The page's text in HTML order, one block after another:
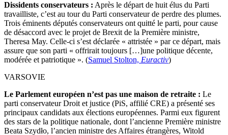
Dissidents conservateurs : Après le départ de huit élus du Parti
travailliste, c’est au tour du Parti conservateur de perdre des plumes.
Trois éminents députés conservateurs ont quitté le parti, pour cause
de désaccord avec le projet de Brexit de la Première ministre,
Theresa May. Celle-ci s’est déclarée « attristée » par ce départ, mais
assure que son parti « offrirait toujours […]une politique décente,
modérée et patriotique ». (Samuel Stolton, Euractiv)
VARSOVIE
Le Parlement européen n’est pas une maison de retraite : Le
parti conservateur Droit et justice (PiS, affilié CRE) a présenté ses
principaux candidats aux élections européennes. Parmi eux figurent
des stars de la politique nationale, dont l’ancienne Première ministre
Beata Szydło, l’ancien ministre des Affaires étrangères, Witold